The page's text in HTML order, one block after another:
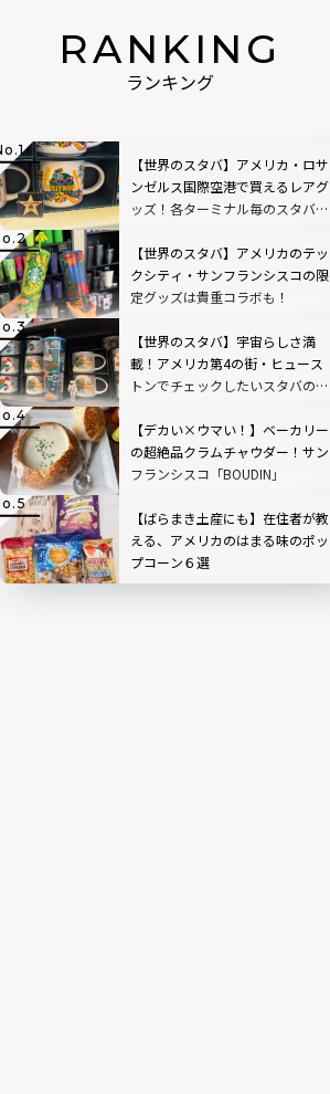
RANKING
ランキング
【世界のスタバ】アメリカ・ロサ
ンゼルス国際空港で買えるレアグ
ッズ！各ターミナル毎のスタバ情
【世界のスタバ】アメリカのテッ
クシティ・サンフランシスコの限
定グッズは貴重コラボも！
【世界のスタバ】宇宙らしさ満
載！アメリカ第4の街・ヒュース
トンでチェックしたいスタバの限
【デカい×ウマい！】ベーカリー
の超絶品クラムチャウダー！サン
フランシスコ「BOUDIN」
【ばらまき土産にも】在住者が教
える、アメリカのはまる味のポッ
プコーン６選